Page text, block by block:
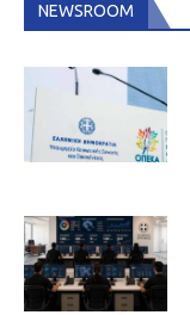
NEWSROOM